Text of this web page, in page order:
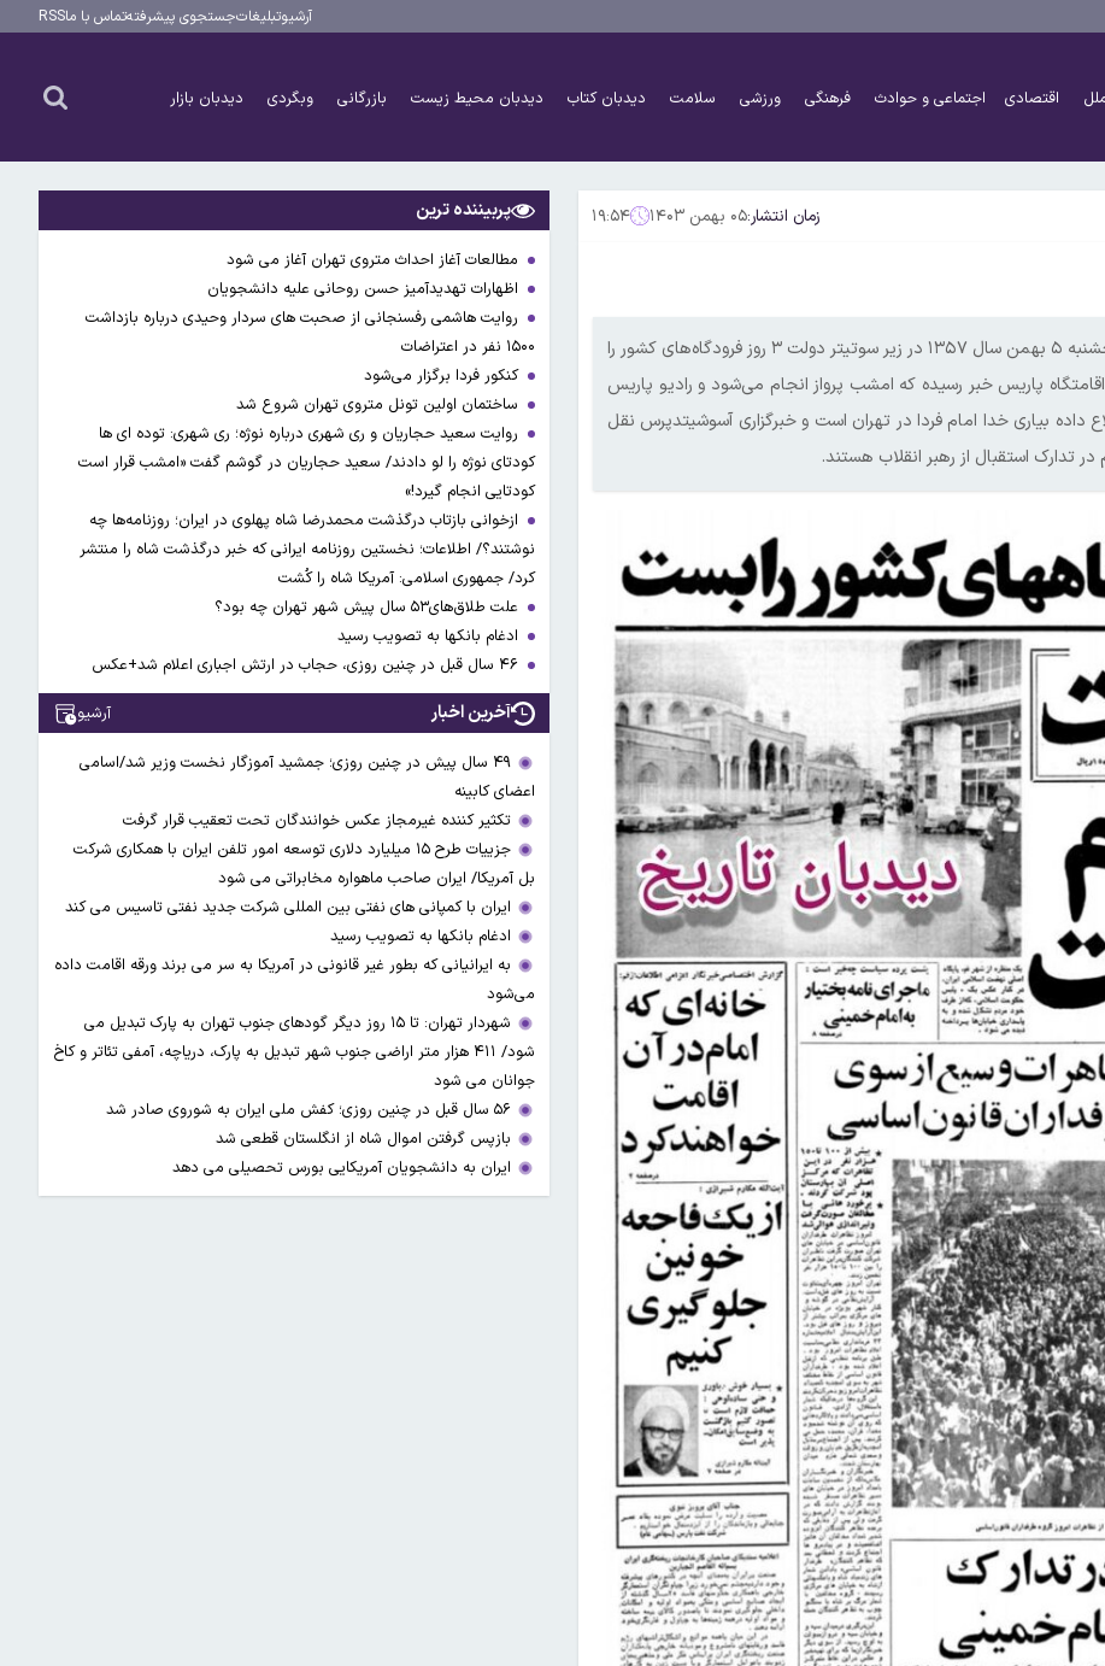
آرشیوتبلیغاتجستجوی پیشرفتهتماس با ماRSS
اقتصادی اجتماعی و حوادث فرهنگی ورزشی سلامت دیدبان کتاب دیدبان محیط زیست بازرگانی وبگردی دیدبان بازار
زمان انتشار:۰۵ بهمن ۱۴۰۳ ۱۹:۵۴
پرواز امام قطعی است این تیتری است که روزنامه اطلاعات روز پنجشنبه ۵ بهمن سال ۱۳۵۷ در زیر سوتیتر دولت ۳ روز فرودگاه‌های کشور را
پاریس خبر رسیده که امشب پرواز انجام می‌شود و رادیو پاریس
داده بیاری خدا امام فردا در تهران است و خبرگزاری آسوشیتدپرس نقل
تدارک استقبال از رهبر انقلاب هستند.
پربیننده ترین
مطالعات آغاز احداث متروی تهران آغاز می شود
اظهارات تهدیدآمیز حسن روحانی علیه دانشجویان
روایت هاشمی رفسنجانی از صحبت های سردار وحیدی درباره بازداشت
۱۵۰۰ نفر در اعتراضات
کنکور فردا برگزار می‌شود
ساختمان اولین تونل متروی تهران شروع شد
روایت سعید حجاریان و ری شهری درباره نوژه؛ ری شهری: توده ای ها
کودتای نوژه را لو دادند/ سعید حجاریان در گوشم گفت «امشب قرار است
کودتایی انجام گیرد!»
ازخوانی بازتاب درگذشت محمدرضا شاه پهلوی در ایران؛ روزنامه‌ها چه
نوشتند؟/ اطلاعات؛ نخستین روزنامه ایرانی که خبر درگذشت شاه را منتشر
کرد/ جمهوری اسلامی: آمریکا شاه را کُشت
علت طلاق‌های۵۳ سال پیش شهر تهران چه بود؟
ادغام بانکها به تصویب رسید
آخرین اخبار آرشیو
۴۹ سال پیش در چنین روزی؛ جمشید آموزگار نخست وزیر شد/اسامی
اعضای کابینه
تکثیر کننده غیرمجاز عکس خوانندگان تحت تعقیب قرار گرفت
جزییات طرح ۱۵ میلیارد دلاری توسعه امور تلفن ایران با همکاری شرکت
بل آمریکا/ ایران صاحب ماهواره مخابراتی می شود
ایران با کمپانی های نفتی بین المللی شرکت جدید نفتی تاسیس می کند
ادغام بانکها به تصویب رسید
به ایرانیانی که بطور غیر قانونی در آمریکا به سر می برند ورقه اقامت داده
می‌شود
شهردار تهران: تا ۱۵ روز دیگر گودهای جنوب تهران به پارک تبدیل می
شود/ ۴۱۱ هزار متر اراضی جنوب شهر تبدیل به پارک، دریاچه، آمفی تئاتر و کاخ
جوانان می شود
۵۶ سال قبل در چنین روزی؛ کفش ملی ایران به شوروی صادر شد
بازپس گرفتن اموال شاه از انگلستان قطعی شد
ایران به دانشجویان آمریکایی بورس تحصیلی می دهد